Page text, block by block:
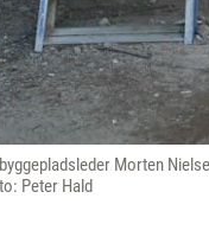
Morten
Peter Hald